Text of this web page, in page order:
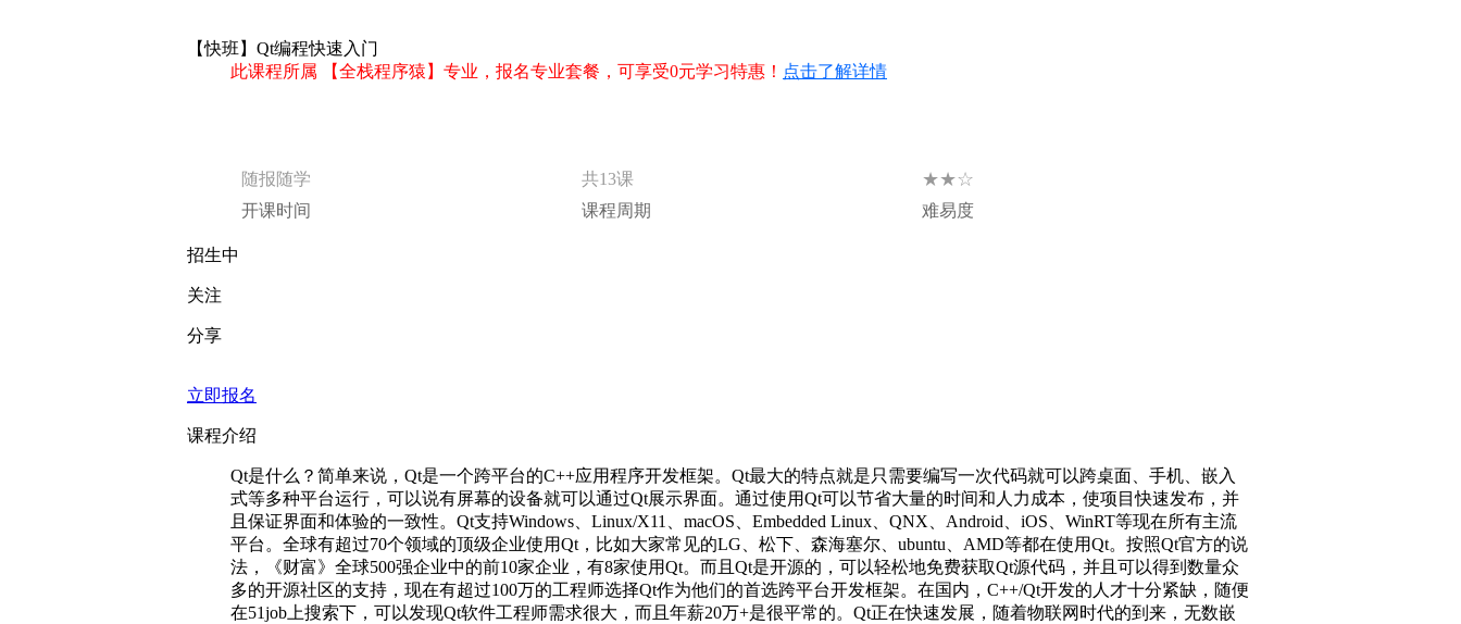
【快班】Qt编程快速入门
此课程所属 【全栈程序猿】专业，报名专业套餐，可享受0元学习特惠！ 点击了解详情
随报随学 共13课 ★★☆
开课时间 课程周期 难易度
招生中
关注
分享
立即报名
课程介绍
Qt是什么？简单来说，Qt是一个跨平台的C++应用程序开发框架。Qt最大的特点就是只需要编写一次代码就可以跨桌面、手机、嵌入
式等多种平台运行，可以说有屏幕的设备就可以通过Qt展示界面。通过使用Qt可以节省大量的时间和人力成本，使项目快速发布，并
且保证界面和体验的一致性。Qt支持Windows、Linux/X11、macOS、Embedded Linux、QNX、Android、iOS、WinRT等现在所有主流
平台。全球有超过70个领域的顶级企业使用Qt，比如大家常见的LG、松下、森海塞尔、ubuntu、AMD等都在使用Qt。按照Qt官方的说
法，《财富》全球500强企业中的前10家企业，有8家使用Qt。而且Qt是开源的，可以轻松地免费获取Qt源代码，并且可以得到数量众
多的开源社区的支持，现在有超过100万的工程师选择Qt作为他们的首选跨平台开发框架。在国内，C++/Qt开发的人才十分紧缺，随便
在51job上搜索下，可以发现Qt软件工程师需求很大，而且年薪20万+是很平常的。Qt正在快速发展，随着物联网时代的到来，无数嵌